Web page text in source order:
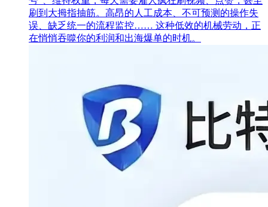
刷到大拇指抽筋。高昂的人工成本、不可预测的操作失
误、缺乏统一的流程监控…… 这种低效的机械劳动，正
在悄悄吞噬你的利润和出海爆单的时机。